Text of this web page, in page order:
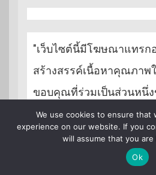
"เว็บไซต์นี้มีโฆษณาแทรก
สร้างสรรค์เนื้อหาคุณภาพ
ขอบคุณที่ร่วมเป็นส่วนหนึ่ง
ไปกับ GoNoGuide ครับ"
"This website includes
keep creating quality
We use cookies to ensure that
experience on our website. If you
will assume that you
Ok